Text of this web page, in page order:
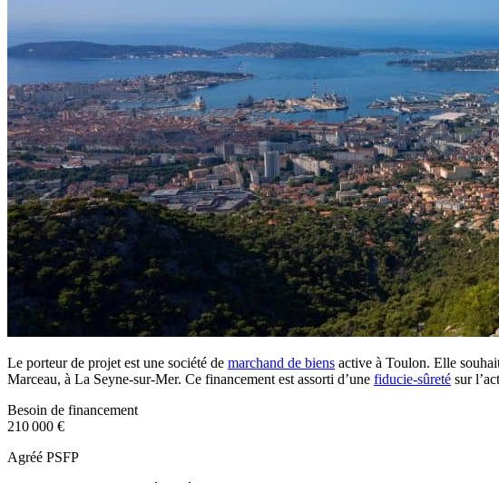
Le porteur de projet est une société de marchand de biens active à Toulon. Elle
Marceau, à La Seyne-sur-Mer. Ce financement est assorti d’une fiducie-sûreté sur
Besoin de financement
210 000 €
Agréé PSFP